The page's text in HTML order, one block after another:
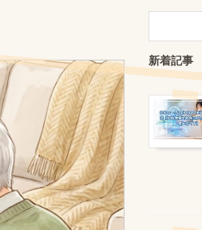
新着記事